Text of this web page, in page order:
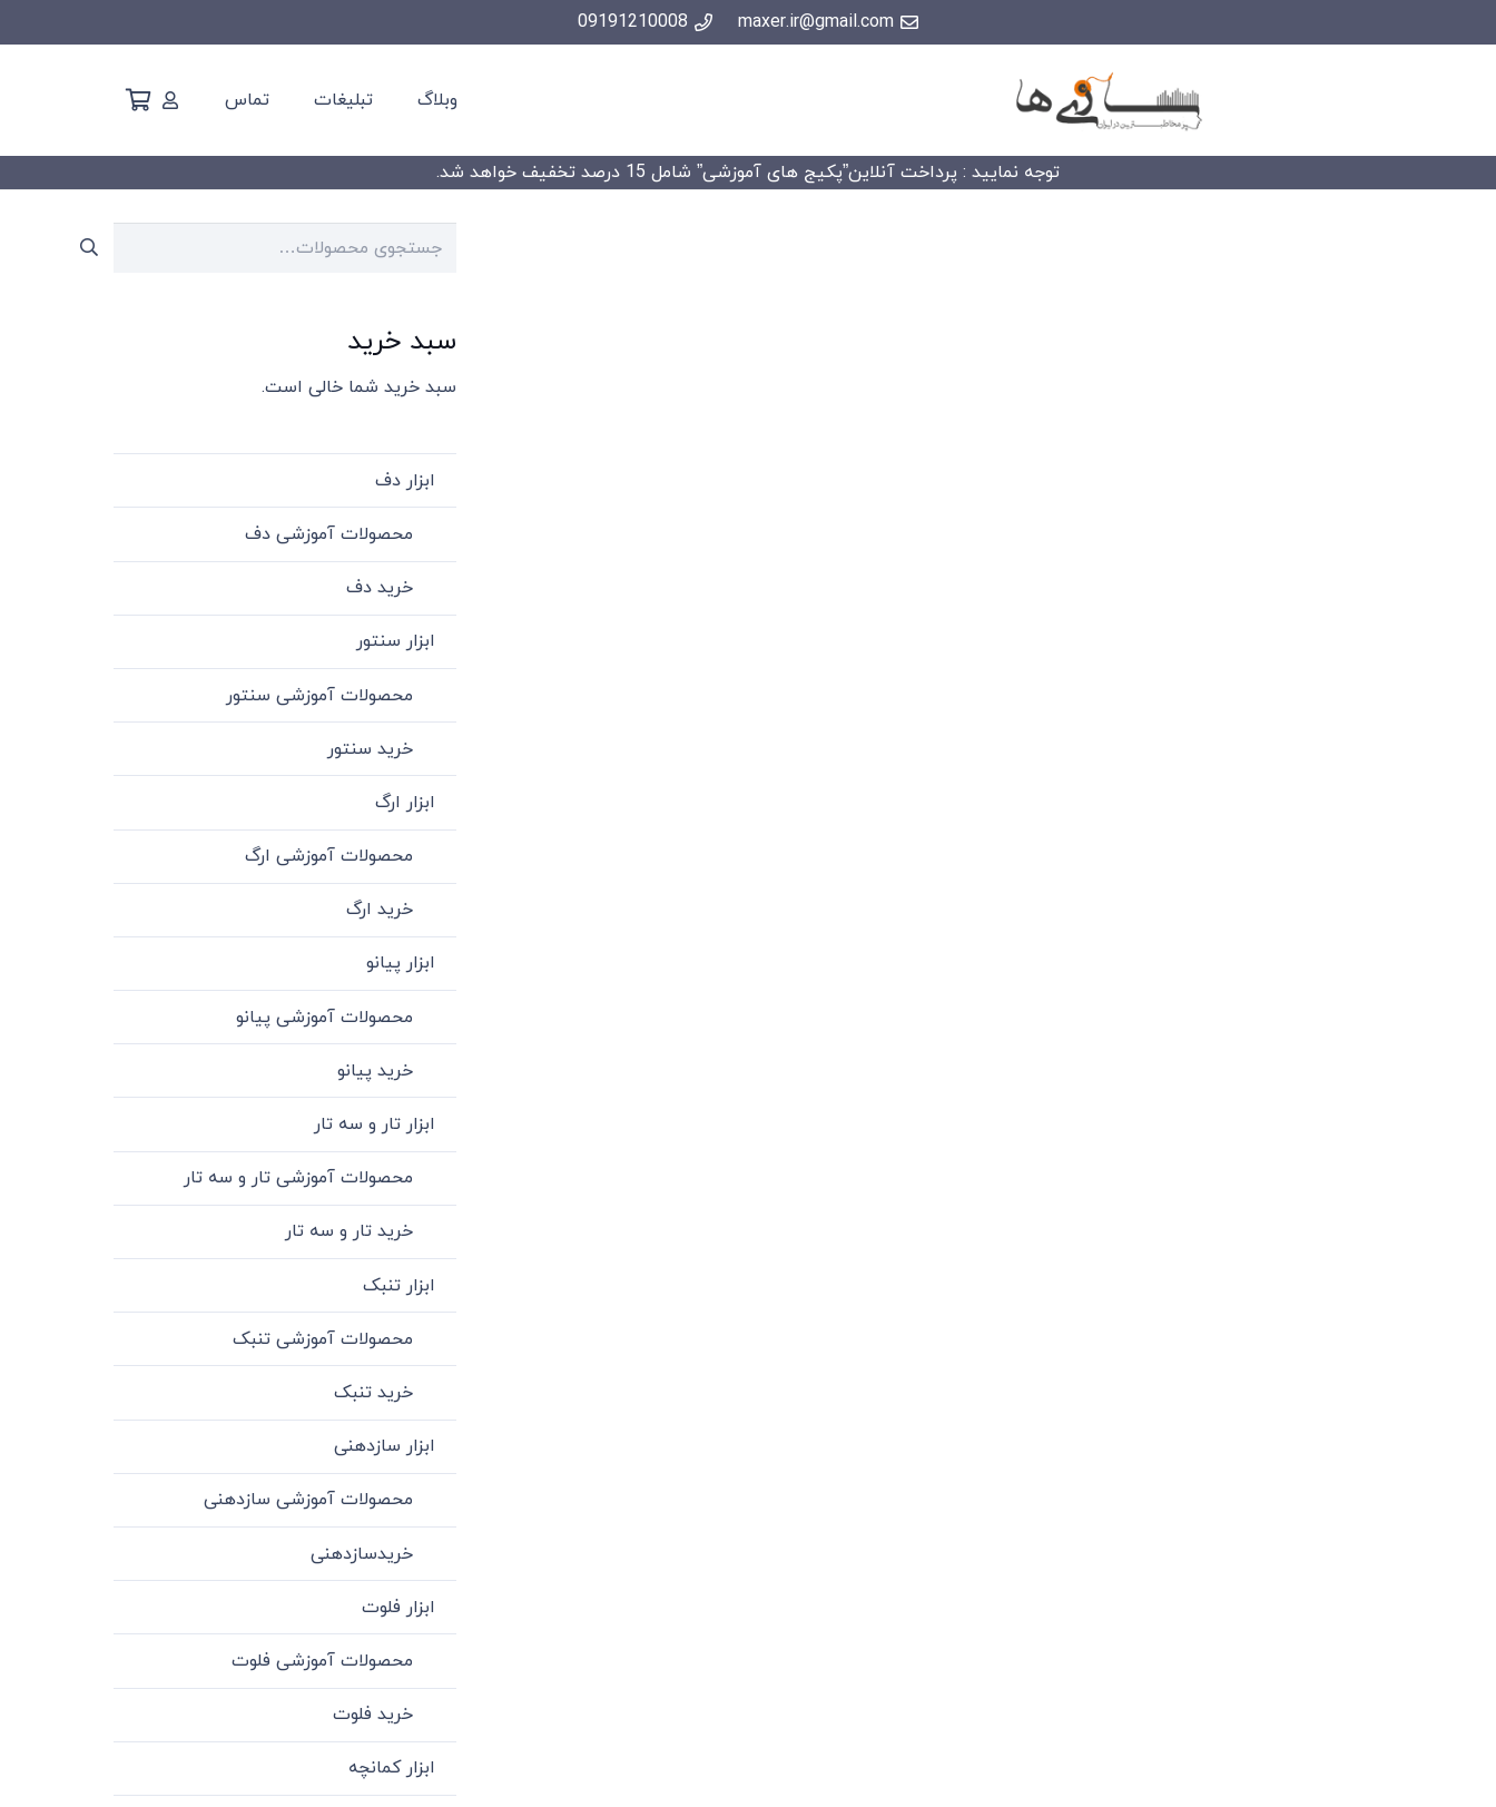
maxer.ir@gmail.com
09191210008
وبلاگ تبلیغات تماس
توجه نمایید : پرداخت آنلاین”پکیج های آموزشی” شامل 15 درصد تخفیف خواهد شد.
جستجو
سبد خرید
سبد خرید شما خالی است.
ابزار دف
محصولات آموزشی دف
خرید دف
ابزار سنتور
محصولات آموزشی سنتور
خرید سنتور
ابزار ارگ
محصولات آموزشی ارگ
خرید ارگ
ابزار پیانو
محصولات آموزشی پیانو
خرید پیانو
ابزار تار و سه تار
محصولات آموزشی تار و سه تار
خرید تار و سه تار
ابزار تنبک
محصولات آموزشی تنبک
خرید تنبک
ابزار سازدهنی
محصولات آموزشی سازدهنی
خریدسازدهنی
ابزار فلوت
محصولات آموزشی فلوت
خرید فلوت
ابزار کمانچه